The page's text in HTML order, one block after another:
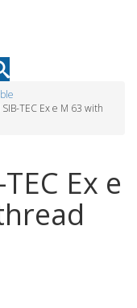
TEC Ex e M 63 with
Ex e